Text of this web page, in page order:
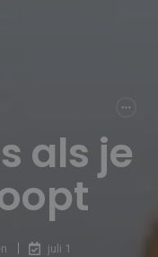
als je
juli 1